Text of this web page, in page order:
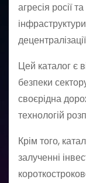
агресія росії
Цей каталог є
безпеки
своєрідна
технологій
Крім того,
залученні